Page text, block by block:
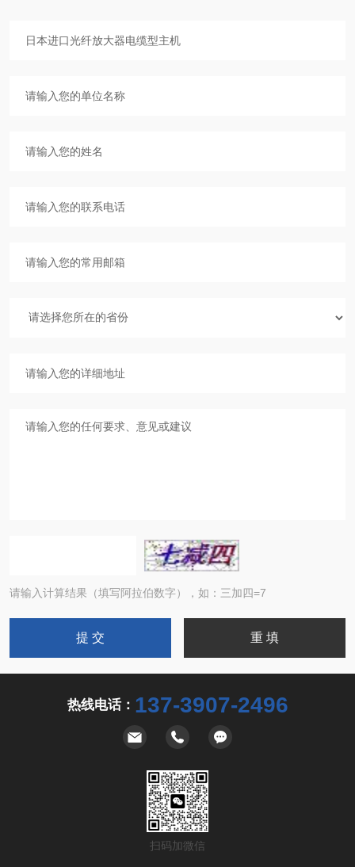
请输入计算结果（填写阿拉伯数字），如：三加四=7
热线电话： 137-3907-2496
扫码加微信